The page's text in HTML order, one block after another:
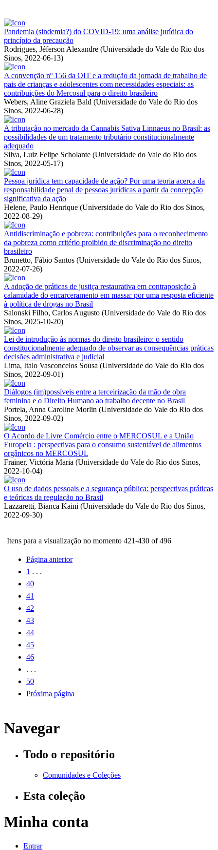
Pandemia (sindemia?) do COVID-19: uma análise jurídica do
princípio da precaução
Rodrigues, Jéferson Alexandre (Universidade do Vale do Rio dos
Sinos, 2022-06-13)
A convenção nº 156 da OIT e a redução da jornada de trabalho de
pais de crianças e adolescentes com necessidades especiais: as
contribuições do Mercosul para o direito brasileiro
Webers, Aline Graziela Bald (Universidade do Vale do Rio dos
Sinos, 2022-06-28)
A tributação no mercado da Cannabis Sativa Linnaeus no Brasil: as
possibilidades de um tratamento tributário constitucionalmente
adequado
Silva, Luiz Felipe Scholante (Universidade do Vale do Rio dos
Sinos, 2022-05-17)
Pessoa jurídica tem capacidade de ação? Por uma teoria acerca da
responsabilidade penal de pessoas jurídicas a partir da concepção
significativa da ação
Helene, Paulo Henrique (Universidade do Vale do Rio dos Sinos,
2022-08-29)
Antidiscriminação e pobreza: contribuições para o reconhecimento
da pobreza como critério proibido de discriminação no direito
brasileiro
Brunetto, Fábio Santos (Universidade do Vale do Rio dos Sinos,
2022-07-26)
A adoção de práticas de justiça restaurativa em contraposição à
calamidade do encarceramento em massa: por uma resposta eficiente
à política de drogas no Brasil
Salonski Filho, Carlos Augusto (Universidade do Vale do Rio dos
Sinos, 2025-10-20)
Lei de introdução às normas do direito brasileiro: o sentido
constitucionalmente adequado de observar as consequências práticas
decisões administrativa e judicial
Lima, Italo Vasconcelos Sousa (Universidade do Vale do Rio dos
Sinos, 2022-09-01)
Diálogos (im)possíveis entre a terceirização da mão de obra
feminina e o Direito Humano ao trabalho decente no Brasil
Portela, Anna Caroline Morlin (Universidade do Vale do Rio dos
Sinos, 2022-09-02)
O Acordo de Livre Comércio entre o MERCOSUL e a União
Europeia : perspectivas para o consumo sustentável de alimentos
orgânicos no MERCOSUL
Frainer, Victória Maria (Universidade do Vale do Rio dos Sinos,
2022-10-04)
O uso de dados pessoais e a segurança pública: perspectivas práticas
e teóricas da regulação no Brasil
Lazzaretti, Bianca Kaini (Universidade do Vale do Rio dos Sinos,
2022-09-30)
Itens para a visualização no momento 421-430 of 496
Página anterior
1 . . .
40
41
42
43
44
45
46
. . .
50
Próxima página
Navegar
Todo o repositório
Comunidades e Coleções
Esta coleção
Minha conta
Entrar